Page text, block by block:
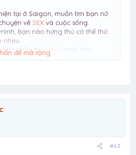
tại ở Saigon, muốn tìm bạn nữ
về SEX và cuộc sống.
bạn nào hứng thú có thể thử.
nhau.
thì nhắn tinZALO mình nhé.
giới tính khác vui lòng đừng liên
để mở rộng...
#63